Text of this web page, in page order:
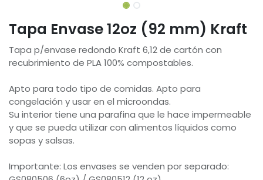
Tapa Envase 12oz (92 mm) Kraft
Tapa p/envase redondo Kraft 6,12 de cartón con
recubrimiento de PLA 100% compostables.
Apto para todo tipo de comidas. Apto para
congelación y usar en el microondas.
Su interior tiene una parafina que le hace impermeable
y que se pueda utilizar con alimentos líquidos como
sopas y salsas.
Importante: Los envases se venden por separado: